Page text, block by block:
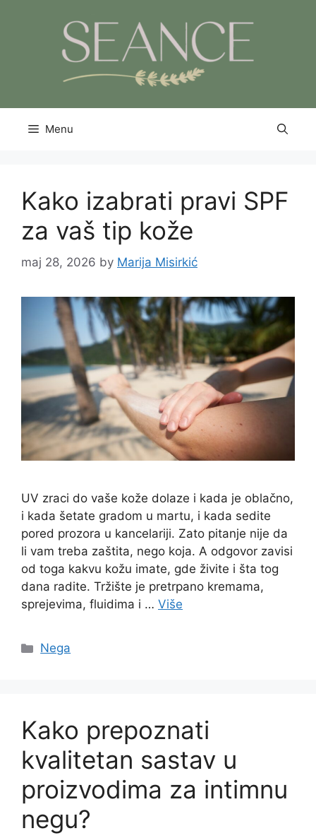
Menu
Kako izabrati pravi SPF
za vaš tip kože
maj 28, 2026 by Marija Misirkić
UV zraci do vaše kože dolaze i kada je oblačno,
i kada šetate gradom u martu, i kada sedite
pored prozora u kancelariji. Zato pitanje nije da
li vam treba zaštita, nego koja. A odgovor zavisi
od toga kakvu kožu imate, gde živite i šta tog
dana radite. Tržište je pretrpano kremama,
sprejevima, fluidima i … Više
Categories
Nega
Kako prepoznati
kvalitetan sastav u
proizvodima za intimnu
negu?